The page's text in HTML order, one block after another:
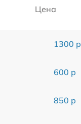
Цена
1300 р
600 р
850 р